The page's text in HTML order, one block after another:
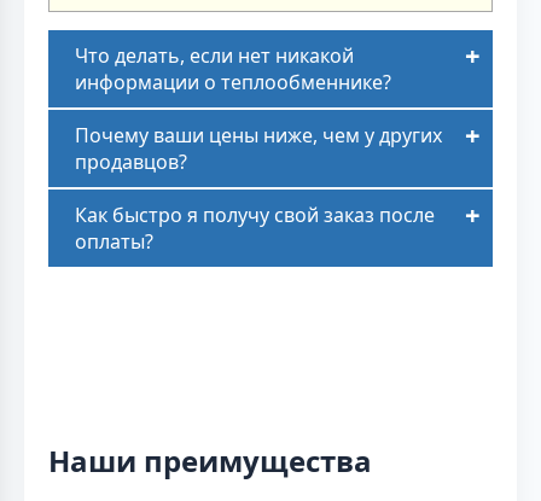
Что делать, если нет никакой
информации о теплообменнике?
Почему ваши цены ниже, чем у других
продавцов?
Как быстро я получу свой заказ после
оплаты?
Наши преимущества